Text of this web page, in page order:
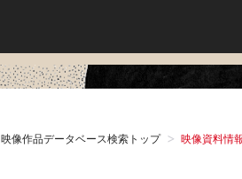
映像作品データベース検索トップ 映像資料情